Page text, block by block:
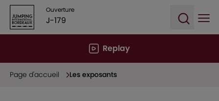
Ouverture
J-179
Replay
Page d'accueil Les exposants